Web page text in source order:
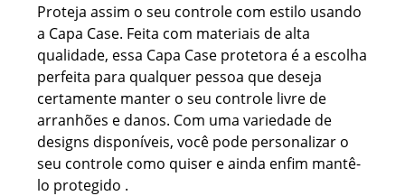
Proteja assim o seu controle com estilo usando
a Capa Case. Feita com materiais de alta
qualidade, essa Capa Case protetora é a escolha
perfeita para qualquer pessoa que deseja
certamente manter o seu controle livre de
arranhões e danos. Com uma variedade de
designs disponíveis, você pode personalizar o
seu controle como quiser e ainda enfim mantê-
lo protegido .